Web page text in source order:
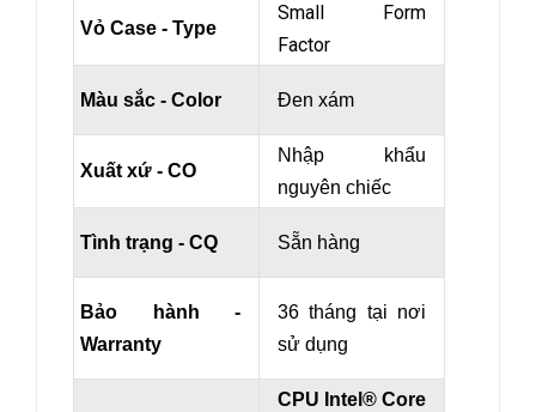
Vỏ Case - Type
Small Form
Factor
Màu sắc - Color Đen xám
Xuất xứ - CO
Nhập khẩu
nguyên chiếc
Tình trạng - CQ Sẵn hàng
Bảo hành -
Warranty
36 tháng tại nơi
sử dụng
CPU Intel® Core